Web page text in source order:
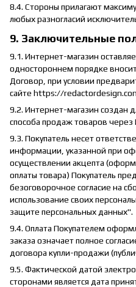
8.4. Стороны прилагают
любых разногласий
9. Заключительные
9.1. Интернет-магазин
одностороннем порядке
Договор, при условии
сайте https://
9.2. Интернет-магазин создан
способа продаж товаров через
9.3. Покупатель несет
информации, указанной при
осуществлении акцепта
оплаты товара) Покупатель
безоговорочное согласие на
использование своих
защите персональных данных".
9.4. Оплата Покупателем
заказа означает полное
договора купли-продажи
9.5. Фактической датой
сторонами является дата